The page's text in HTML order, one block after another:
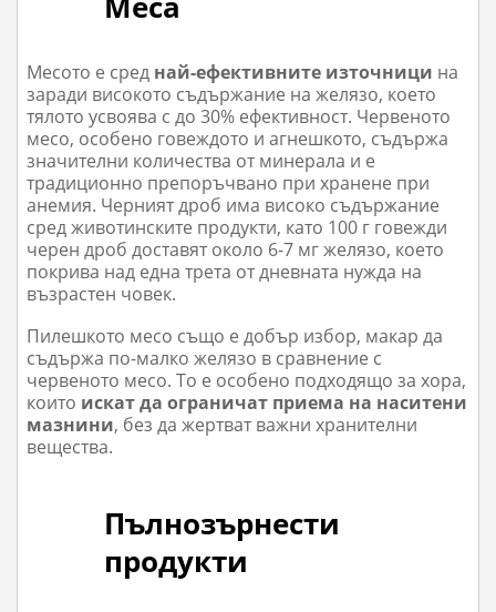
Месото е сред най-ефективните източници на
заради високото съдържание на желязо, което
тялото усвоява с до 30% ефективност. Червеното
месо, особено говеждото и агнешкото, съдържа
значителни количества от минерала и е
традиционно препоръчвано при хранене при
анемия. Черният дроб има високо съдържание
сред животинските продукти, като 100 г говежди
черен дроб доставят около 6-7 мг желязо, което
покрива над една трета от дневната нужда на
възрастен човек.
Пилешкото месо също е добър избор, макар да
съдържа по-малко желязо в сравнение с
червеното месо. То е особено подходящо за хора,
които искат да ограничат приема на наситени
мазнини, без да жертват важни хранителни
вещества.
Пълнозърнести
продукти